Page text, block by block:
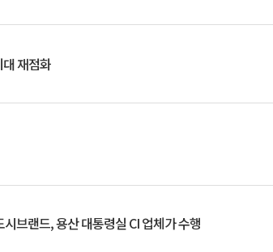
재점화
브랜드, 용산 대통령실 CI 업체가 수행